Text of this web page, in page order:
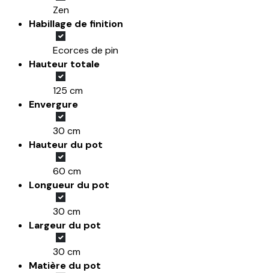
Zen
Habillage de finition
Ecorces de pin
Hauteur totale
125 cm
Envergure
30 cm
Hauteur du pot
60 cm
Longueur du pot
30 cm
Largeur du pot
30 cm
Matière du pot